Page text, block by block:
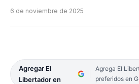
6 de noviembre de 2025
Agregar El
Libertador en
Agrega El
preferidos en